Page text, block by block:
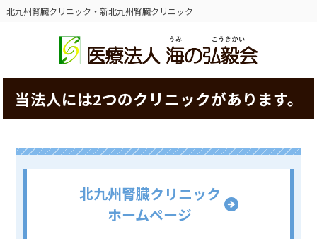
北九州腎臓クリニック・新北九州腎臓クリニック
当法人には2つのクリニックがあります。
北九州腎臓クリニック
ホームページ